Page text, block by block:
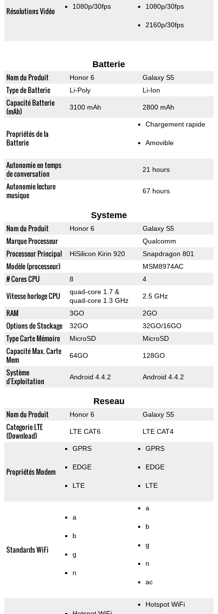
Résolutions Vidéo 1080p/30fps 1080p/30fps
2160p/30fps
Batterie
Nom du Produit Honor 6 Galaxy S5
Type de Batterie Li-Poly Li-Ion
Capacité Batterie
(mAh)
3100 mAh 2800 mAh
Propriétés de la
Batterie
Chargement rapide
Amovible
Autonomie en temps
de conversation
21 hours
Autonomie lecture
musique
67 hours
Systeme
Nom du Produit Honor 6 Galaxy S5
Marque Processeur Qualcomm
Processeur Principal HiSilicon Kirin 920 Snapdragon 801
Modèle (processeur) MSM8974AC
# Cores CPU 8 4
Vitesse horloge CPU
quad-core 1.7 &
quad-core 1.3 GHz
2.5 GHz
RAM 3GO 2GO
Options de Stockage 32GO 32GO/16GO
Type Carte Mémoire MicroSD MicroSD
Capacité Max. Carte
Mem
64GO 128GO
Système
d'Exploitation
Android 4.4.2 Android 4.4.2
Reseau
Nom du Produit Honor 6 Galaxy S5
Categorie LTE
(Download)
LTE CAT6 LTE CAT4
Propriétés Modem
GPRS
EDGE
LTE
GPRS
EDGE
LTE
Standards WiFi
a
b
g
n
a
b
g
n
ac
Hotspot WiFi